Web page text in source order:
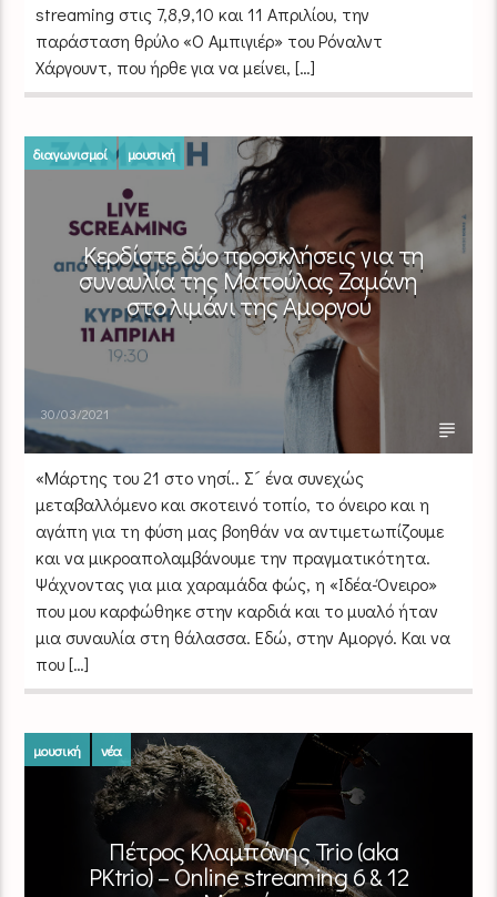
streaming στις 7,8,9,10 και 11 Απριλίου, την
παράσταση θρύλο «Ο Αμπιγιέρ» του Ρόναλντ
Χάργουντ, που ήρθε για να μείνει, […]
διαγωνισμοί μουσική
Κερδίστε δύο προσκλήσεις για τη
συναυλία της Ματούλας Ζαμάνη
στο λιμάνι της Αμοργού
30/03/2021
«Mάρτης του 21 στο νησί.. Σ´ ένα συνεχώς
μεταβαλλόμενο και σκοτεινό τοπίο, το όνειρο και η
αγάπη για τη φύση μας βοηθάν να αντιμετωπίζουμε
και να μικροαπολαμβάνουμε την πραγματικότητα.
Ψάχνοντας για μια χαραμάδα φώς, η «Ιδέα-Όνειρο»
που μου καρφώθηκε στην καρδιά και το μυαλό ήταν
μια συναυλία στη θάλασσα. Εδώ, στην Αμοργό. Και να
που […]
μουσική νέα
Πέτρος Κλαμπάνης Trio (aka
PKtrio) – Οnline streaming 6 & 12